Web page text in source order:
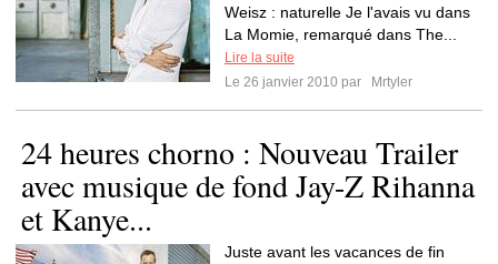
Weisz : naturelle Je l'avais vu dans
La Momie, remarqué dans The...
Lire la suite
Le 26 janvier 2010 par
Mrtyler
24 heures chorno : Nouveau Trailer
avec musique de fond Jay-Z Rihanna
et Kanye...
Juste avant les vacances de fin